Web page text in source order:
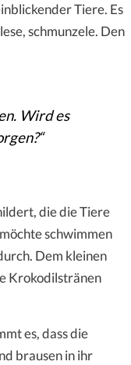
Tiere. Es
schmunzele. Den
Wird es
die die Tiere
schwimmen
Dem kleinen
Krokodilstränen
es, dass die
brausen in ihr